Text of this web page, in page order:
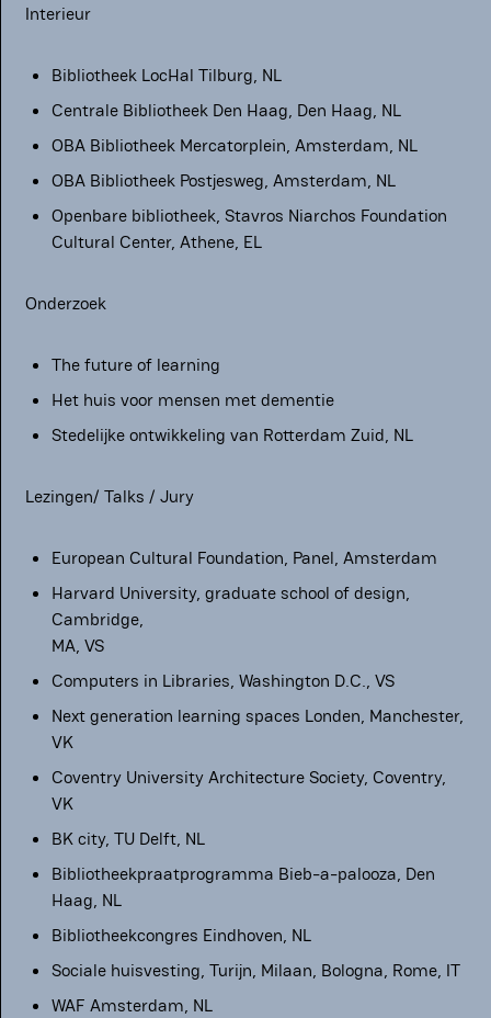
Interieur
Bibliotheek LocHal Tilburg, NL
Centrale Bibliotheek Den Haag, Den Haag, NL
OBA Bibliotheek Mercatorplein, Amsterdam, NL
OBA Bibliotheek Postjesweg, Amsterdam, NL
Openbare bibliotheek, Stavros Niarchos Foundation
Cultural Center, Athene, EL
Onderzoek
The future of learning
Het huis voor mensen met dementie
Stedelijke ontwikkeling van Rotterdam Zuid, NL
Lezingen/ Talks / Jury
European Cultural Foundation, Panel, Amsterdam
Harvard University, graduate school of design,
Cambridge,
MA, VS
Computers in Libraries, Washington D.C., VS
Next generation learning spaces Londen, Manchester,
VK
Coventry University Architecture Society, Coventry,
VK
BK city, TU Delft, NL
Bibliotheekpraatprogramma Bieb-a-palooza, Den
Haag, NL
Bibliotheekcongres Eindhoven, NL
Sociale huisvesting, Turijn, Milaan, Bologna, Rome, IT
WAF Amsterdam, NL